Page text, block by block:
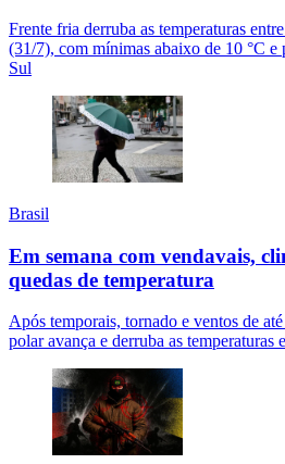
Frente fria derruba as temperaturas
(31/7), com mínimas abaixo de 10 °C e
Sul
Brasil
Em semana com vendavais,
quedas de temperatura
Após temporais, tornado e ventos de
polar avança e derruba as temperaturas